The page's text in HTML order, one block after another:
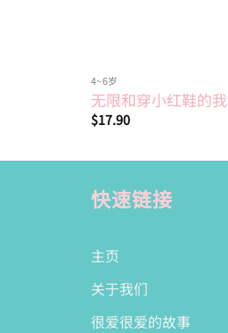
4~6岁
无限和穿小红鞋的我
$17.90
快速链接
主页
关于我们
很爱很爱的故事